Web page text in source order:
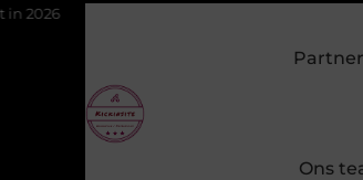
Van het Oude Dorp tot de Gouden Driehoek:
Ons